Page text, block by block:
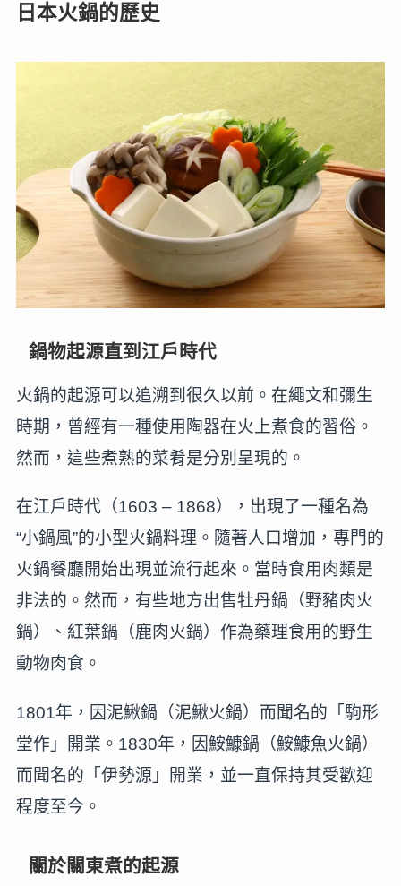
日本火鍋的歷史
鍋物起源直到江戶時代
火鍋的起源可以追溯到很久以前。在繩文和彌生
時期，曾經有一種使用陶器在火上煮食的習俗。
然而，這些煮熟的菜肴是分別呈現的。
在江戶時代（1603 – 1868），出現了一種名為
“小鍋風”的小型火鍋料理。隨著人口增加，專門的
火鍋餐廳開始出現並流行起來。當時食用肉類是
非法的。然而，有些地方出售牡丹鍋（野豬肉火
鍋）、紅葉鍋（鹿肉火鍋）作為藥理食用的野生
動物肉食。
1801年，因泥鰍鍋（泥鰍火鍋）而聞名的「駒形
堂作」開業。1830年，因鮟鱇鍋（鮟鱇魚火鍋）
而聞名的「伊勢源」開業，並一直保持其受歡迎
程度至今。
關於關東煮的起源